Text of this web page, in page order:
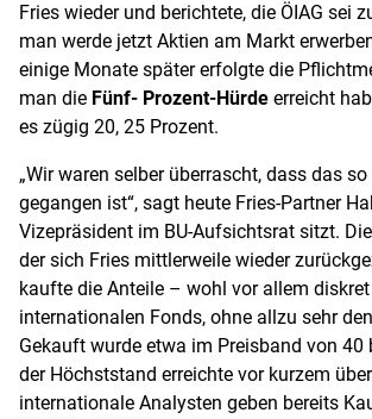
Fries wieder und berichtete, die ÖIAG sei
man werde jetzt Aktien am Markt
einige Monate später erfolgte die
man die Fünf- Prozent-Hürde erreicht
es zügig 20, 25 Prozent.
„Wir waren selber überrascht, dass das so
gegangen ist“, sagt heute Fries-Partner
Vizepräsident im BU-Aufsichtsrat sitzt.
der sich Fries mittlerweile wieder
kaufte die Anteile – wohl vor allem diskret
internationalen Fonds, ohne allzu sehr
Gekauft wurde etwa im Preisband von 40
der Höchststand erreichte vor kurzem
internationale Analysten geben bereits